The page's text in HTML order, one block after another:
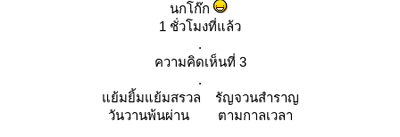
นกโก๊ก
1 ชั่วโมงที่แล้ว
.
ความคิดเห็นที่ 3
.
้มยิ้มแย้มสรวล รัญจวนสำราญ
วันวานพ้นผ่าน ตามกาลเวลา